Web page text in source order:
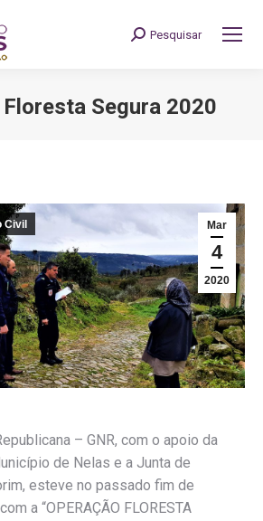
Search:
Pesquisar
Floresta Segura 2020
Mar
4
2020
Civil
– GNR, com o apoio da
de Nelas e a Junta de
esteve no passado fim de
a “OPERAÇÃO FLORESTA